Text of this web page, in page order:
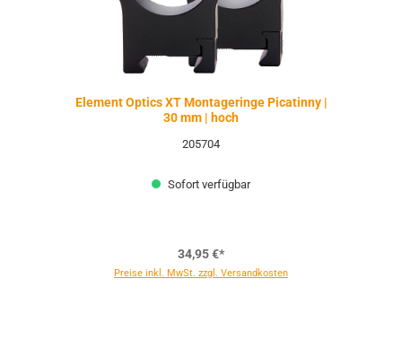
Element Optics XT Montageringe Picatinny |
30 mm | hoch
205704
Sofort verfügbar
34,95 €*
Preise inkl. MwSt. zzgl. Versandkosten